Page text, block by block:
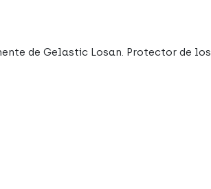
de Gelastic Losan. Protector de los